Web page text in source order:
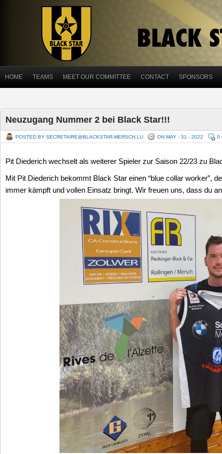
HOME TEAMS MEET OUR COMMITTEE CONTACT SPONSORS
Neuzugang Nummer 2 bei Black Star!!!
POSTED BY SECRETAIRE@BLACKSTAR-MERSCH.LU ON MAY - 31 - 2022 0
Pit Diederich wechselt als weiterer Spieler zur Saison 22/23 zu
Mit Pit Diederich bekommt Black Star einen “blue collar worker”,
immer kämpft und vollen Einsatz bringt. Wir freuen uns, dass du